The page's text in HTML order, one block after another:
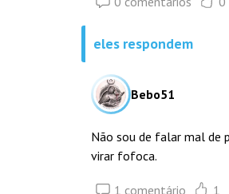
eles respondem
Bebo51
Não sou de falar mal de
virar fofoca.
1 comentário 1